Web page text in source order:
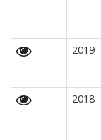
2019
2018